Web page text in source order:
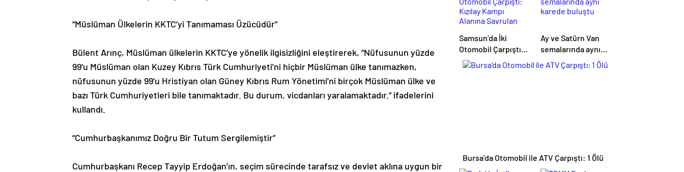
“Müslüman Ülkelerin KKTC’yi Tanımaması Üzücüdür”
Bülent Arınç, Müslüman ülkelerin KKTC’ye yönelik ilgisizliğini eleştirerek, “Nüfusunun yüzde
99’u Müslüman olan Kuzey Kıbrıs Türk Cumhuriyeti’ni hiçbir Müslüman ülke tanımazken,
nüfusunun yüzde 99’u Hristiyan olan Güney Kıbrıs Rum Yönetimi’ni birçok Müslüman ülke ve
bazı Türk Cumhuriyetleri bile tanımaktadır. Bu durum, vicdanları yaralamaktadır.” ifadelerini
kullandı.
“Cumhurbaşkanımız Doğru Bir Tutum Sergilemiştir”
Cumhurbaşkanı Recep Tayyip Erdoğan’ın, seçim sürecinde tarafsız ve devlet aklına uygun bir
Samsun’da İki
Otomobil Çarpıştı:
Kızılay Kampı
Alanına Savrulan
Ay ve Satürn Van
semalarında aynı
karede buluştu
Bursa’da Otomobil ile ATV Çarpıştı: 1 Ölü